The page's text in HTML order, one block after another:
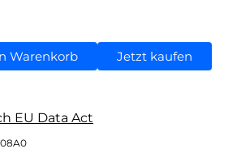
Warenkorb Jetzt kaufen
EU Data Act